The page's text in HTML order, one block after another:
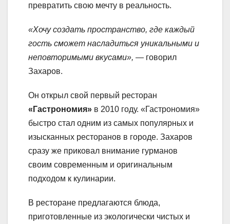
превратить свою мечту в реальность.
«Хочу создать пространство, где каждый
гость сможет насладиться уникальными и
неповторимыми вкусами», — говорил
Захаров.
Он открыл свой первый ресторан
«Гастрономия» в 2010 году. «Гастрономия»
быстро стал одним из самых популярных и
изысканных ресторанов в городе. Захаров
сразу же приковал внимание гурманов
своим современным и оригинальным
подходом к кулинарии.
В ресторане предлагаются блюда,
приготовленные из экологически чистых и